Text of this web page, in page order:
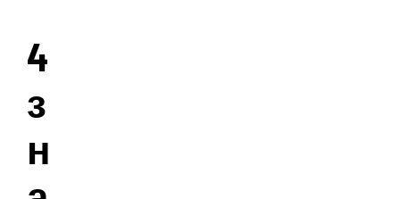
4
з
н